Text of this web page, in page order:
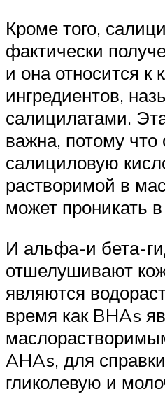
Кроме того,
фактически
и она относится к
ингредиентов,
салицилатами.
важна, потому что
салициловую
растворимой в
может проникать
И альфа-и бета-
отшелушивают
являются
время как BHAs
AHAs, для
гликолевую и